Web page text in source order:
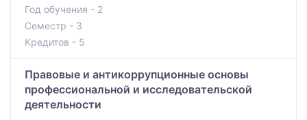
Год обучения - 2
Семестр - 3
Кредитов - 5
Правовые и антикоррупционные основы
профессиональной и исследовательской
деятельности